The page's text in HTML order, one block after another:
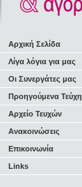
Αρχική Σελίδα
Λίγα λόγια για μας
Οι Συνεργάτες μας
Προηγούμενα Τεύχη
Αρχείο Τευχών
Ανακοινώσεις
Επικοινωνία
Links